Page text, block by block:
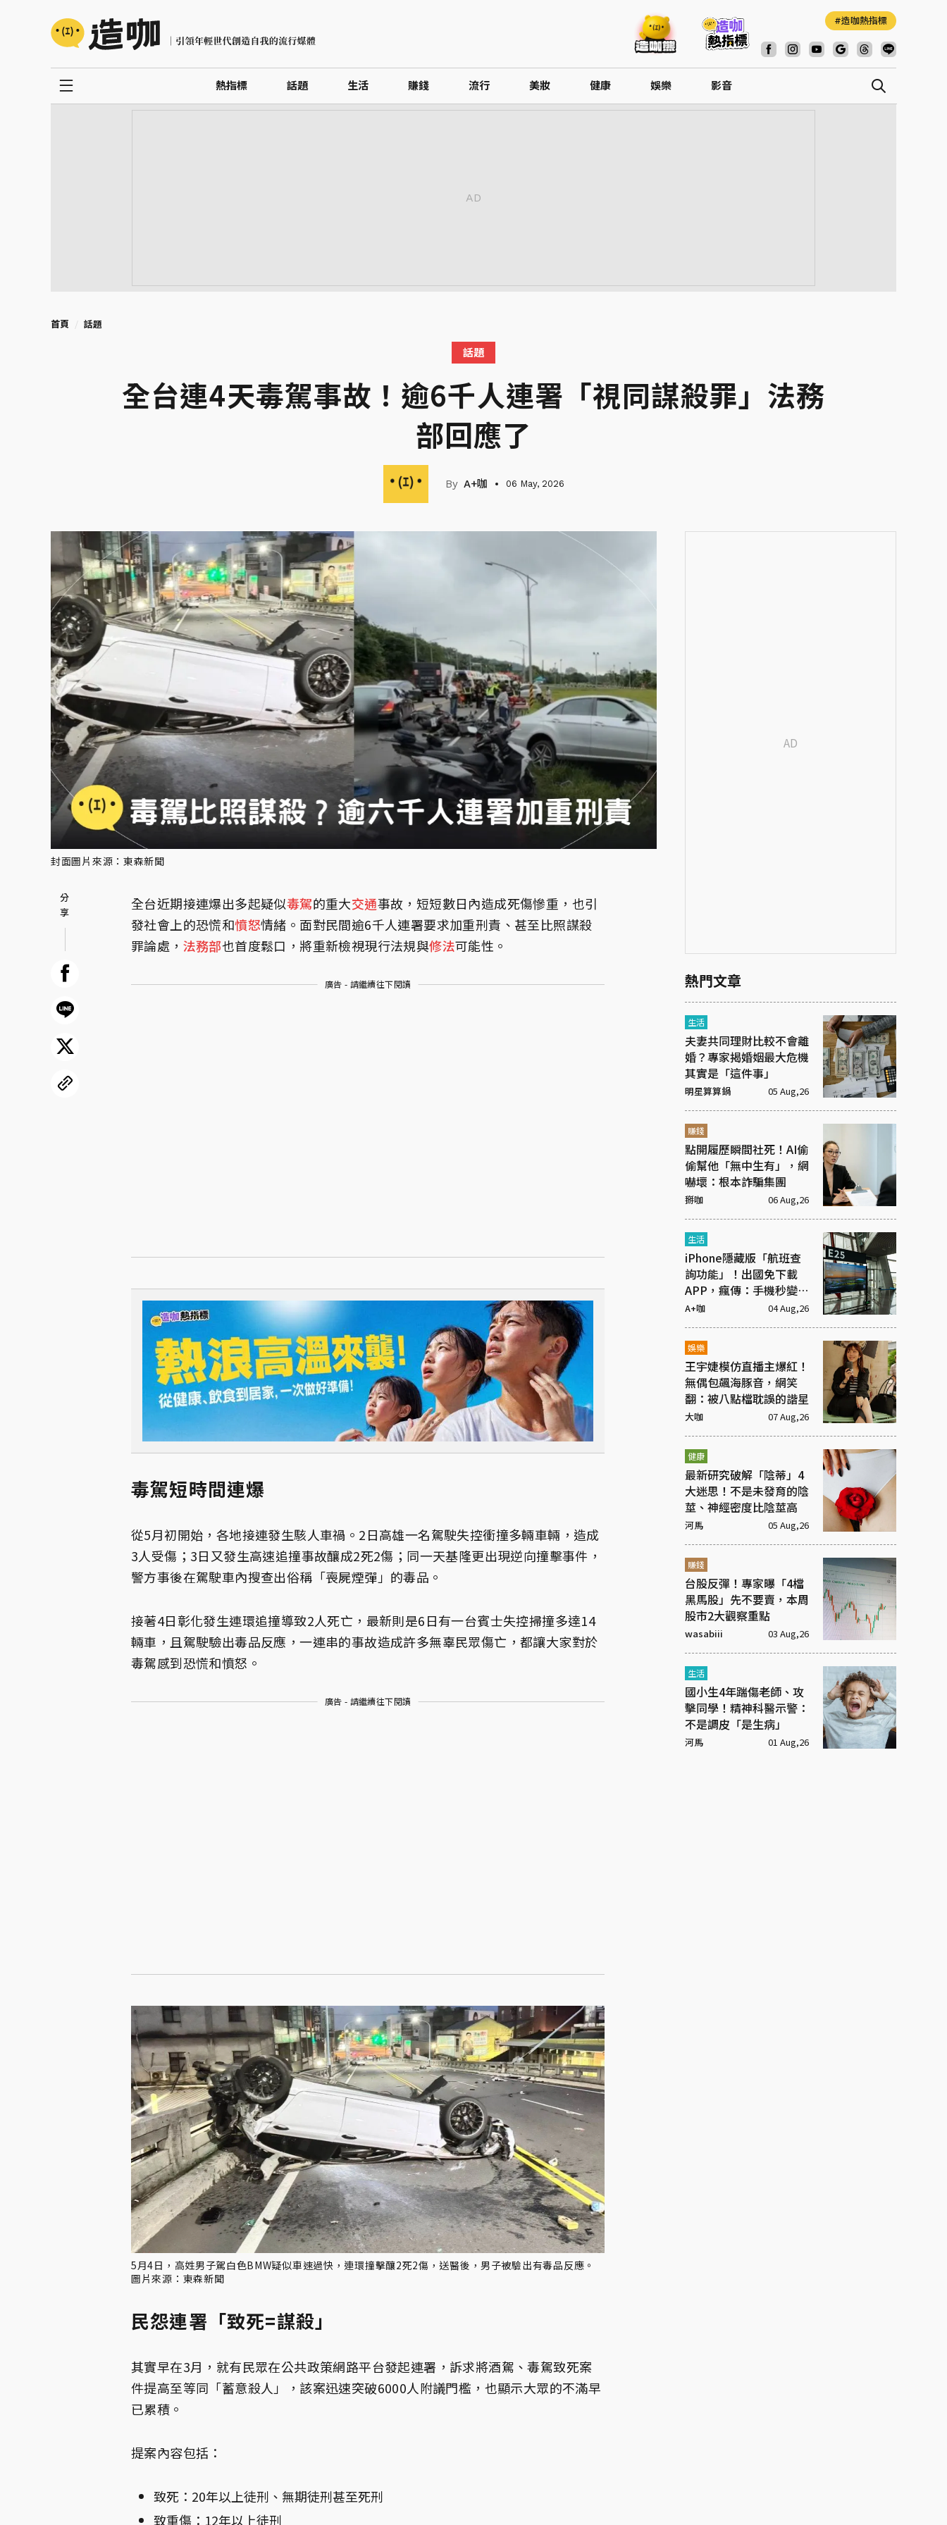
造咖熱指標
熱指標 話題 生活 賺錢 流行 美妝 健康 娛樂 影音
首頁 話題
話題
全台連4天毒駕事故！逾6千人連署「視同謀殺罪」法務
部回應了
A+咖 06 May, 2026
封面圖片來源：東森新聞
全台近期接連爆出多起疑似毒駕的重大交通事故，短短數日內造成死傷慘重，也引
發社會上的恐慌和憤怒情緒。面對民間逾6千人連署要求加重刑責、甚至比照謀殺
罪論處， 法務部也首度鬆口，將重新檢視現行法規與修法可能性。
廣告 - 請繼續往下閱讀
毒駕短時間連爆
從5月初開始，各地接連發生駭人車禍。2日高雄一名駕駛失控衝撞多輛車輛，造成
3人受傷；3日又發生高速追撞事故釀成2死2傷；同一天基隆更出現逆向撞擊事件，
警方事後在駕駛車內搜查出俗稱「喪屍煙彈」的毒品。
接著4日彰化發生連環追撞導致2人死亡，最新則是6日有一台賓士失控掃撞多達14
輛車，且駕駛驗出毒品反應，一連串的事故造成許多無辜民眾傷亡，都讓大家對於
毒駕感到恐慌和憤怒。
廣告 - 請繼續往下閱讀
5月4日，高姓男子駕白色BMW疑似車速過快，連環撞擊釀2死2傷，送醫後，男子被驗出有毒品反應。
圖片來源：東森新聞
民怨連署「致死=謀殺」
其實早在3月，就有民眾在公共政策網路平台發起連署，訴求將酒駕、毒駕致死案
件提高至等同「蓄意殺人」，該案迅速突破6000人附議門檻，也顯示大眾的不滿早
已累積。
提案內容包括：
致死：20年以上徒刑、無期徒刑甚至死刑
致重傷：12年以上徒刑
熱門文章
生活
夫妻共同理財比較不會離
婚？專家揭婚姻最大危機
其實是「這件事」
明星算算鍋 05 Aug,26
賺錢
點開履歷瞬間社死！AI偷
偷幫他「無中生有」，網
嚇壞：根本詐騙集團
掰咖 06 Aug,26
生活
iPhone隱藏版「航班查
詢功能」！出國免下載
APP，瘋傳：手機秒變機
場看板
A+咖 04 Aug,26
娛樂
王宇婕模仿直播主爆紅！
無偶包飆海豚音，網笑
翻：被八點檔耽誤的諧星
大咖 07 Aug,26
健康
最新研究破解「陰蒂」4
大迷思！不是未發育的陰
莖、神經密度比陰莖高
河馬 05 Aug,26
賺錢
台股反彈！專家曝「4檔
黑馬股」先不要賣，本周
股市2大觀察重點
wasabiii 03 Aug,26
生活
國小生4年踹傷老師、攻
擊同學！精神科醫示警：
不是調皮「是生病」
河馬 01 Aug,26